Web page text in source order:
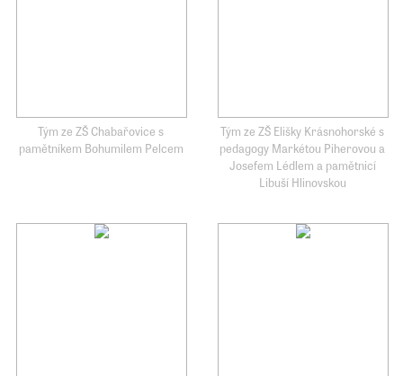
Tým ze ZŠ Chabařovice s
pamětníkem Bohumilem Pelcem
Tým ze ZŠ Elišky Krásnohorské s
pedagogy Markétou Piherovou a
Josefem Lédlem a pamětnicí
Libuší Hlinovskou